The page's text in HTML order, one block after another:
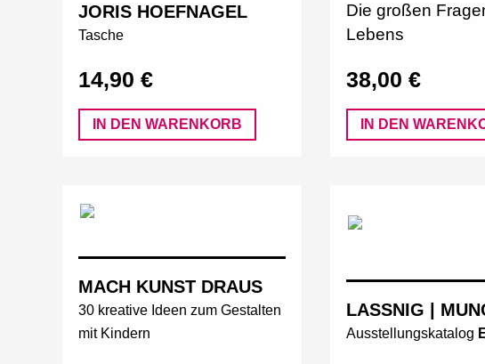
JORIS HOEFNAGEL
Tasche
14,90 €
IN DEN WARENKORB
Die großen
Lebens
38,00 €
IN DEN
MACH KUNST DRAUS
30 kreative Ideen zum Gestalten
mit Kindern
LASSNIG |
Ausstellungskatalog